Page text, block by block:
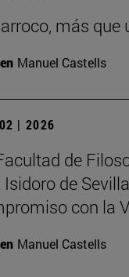
más
Manuel Castells
| 2026
de
Isidoro de
con la
Manuel Castells